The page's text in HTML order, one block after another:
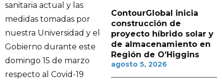
sanitaria actual y las
medidas tomadas por
nuestra Universidad y el
Gobierno durante este
domingo 15 de marzo
respecto al Covid-19
ContourGlobal inicia
construcción de
proyecto híbrido solar y
de almacenamiento en
Región de O’Higgins
agosto 5, 2026